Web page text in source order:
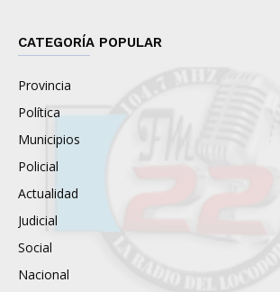
CATEGORÍA POPULAR
Provincia
Política
Municipios
Policial
Actualidad
Judicial
Social
Nacional